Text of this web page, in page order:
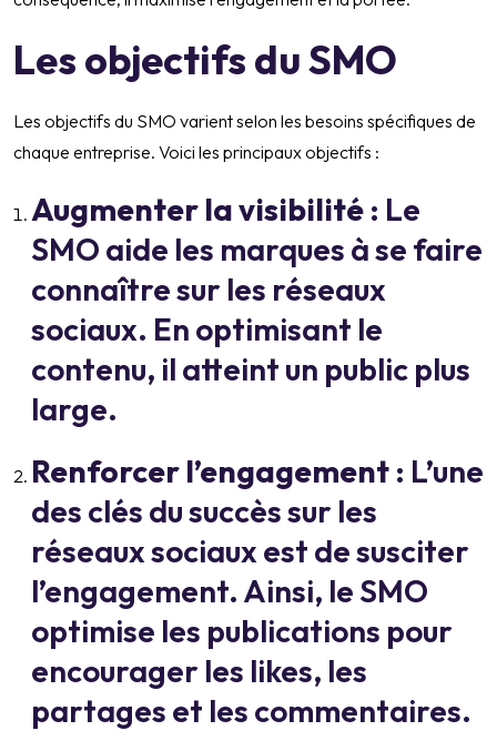
Les objectifs du SMO
Les objectifs du SMO varient selon les besoins spécifiques de
chaque entreprise. Voici les principaux objectifs :
Augmenter la visibilité : Le
SMO aide les marques à se faire
connaître sur les réseaux
sociaux. En optimisant le
contenu, il atteint un public plus
large.
Renforcer l’engagement : L’une
des clés du succès sur les
réseaux sociaux est de susciter
l’engagement. Ainsi, le SMO
optimise les publications pour
encourager les likes, les
partages et les commentaires.